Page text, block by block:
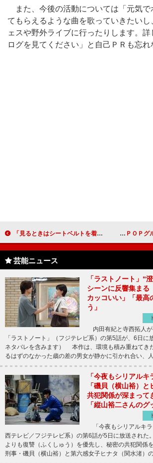
また、今後の活動については「元気で
てもらえるような曲を歌っていきたいし
ェスや野外ライブに行ったりします。
ログを見てください」と自己ＰＲも忘れ
「見るときはシートベルトを着けた方がいい」 デーブ・スペクターが「トロン：レガシー」のＣＭに出演 平均身長１８５センチの韓国イ
芸能ニュース
「ラストノート」“
シーンに反響集まる
カッコいい」「最高
う」
内田有紀と寺西拓人
「ラストノート」（フジテレビ系）の第5話が、6日に
ネタバレを含みます） 本作は、環境も積み重ねてき
るはずのなかった歳の差の男女が静かに引かれ合い、
「今夜もシリアルキ
「磯貝（横山裕）
共犯関係が深まって
「縦山裕二さんのグ
「今夜もシリアルキ
西テレビ／フジテレビ系）の第6話が5日に放送され
よりも復讐（ふくしゅう）を優先し、秘密の共犯関係
刑事・磯貝（横山裕）と第六感女子ヒナタ（関水渚）